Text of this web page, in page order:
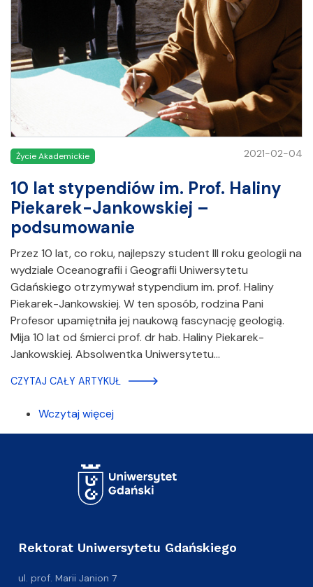
Życie Akademickie 2021-02-04
10 lat stypendiów im. Prof. Haliny
Piekarek-Jankowskiej –
podsumowanie
Przez 10 lat, co roku, najlepszy student III roku geologii na
wydziale Oceanografii i Geografii Uniwersytetu
Gdańskiego otrzymywał stypendium im. prof. Haliny
Piekarek-Jankowskiej. W ten sposób, rodzina Pani
Profesor upamiętniła jej naukową fascynację geologią.
Mija 10 lat od śmierci prof. dr hab. Haliny Piekarek-
Jankowskiej. Absolwentka Uniwersytetu…
CZYTAJ CAŁY ARTYKUŁ
Wczytaj więcej
Rektorat Uniwersytetu Gdańskiego
ul. prof. Marii Janion 7